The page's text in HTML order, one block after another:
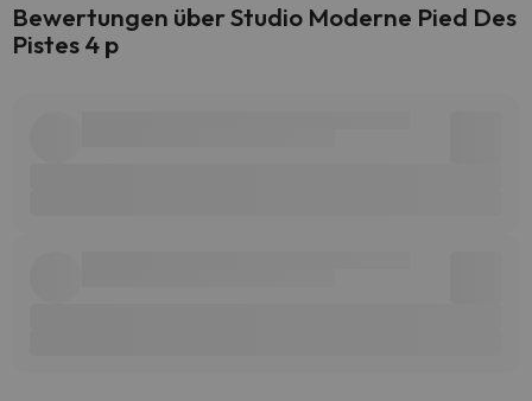
Bewertungen über Studio Moderne Pied Des
Pistes 4 p